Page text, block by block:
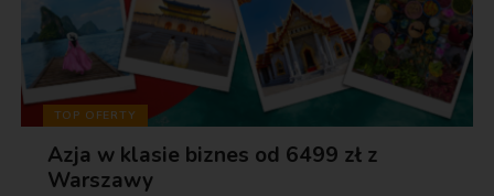
TOP OFERTY
Azja w klasie biznes od 6499 zł z
Warszawy